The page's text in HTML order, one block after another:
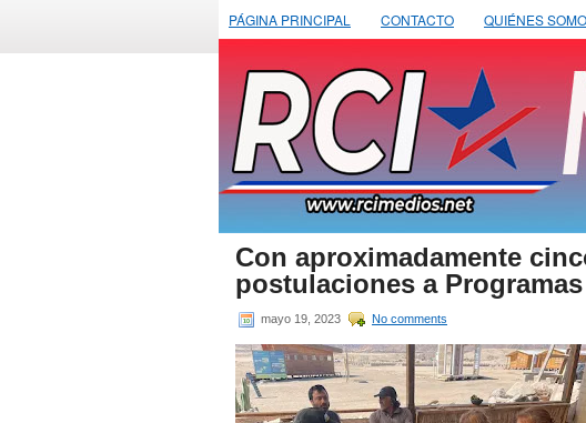
PÁGINA PRINCIPAL CONTACTO QUIÉNES
Con aproximadamente
postulaciones a
mayo 19, 2023 No comments